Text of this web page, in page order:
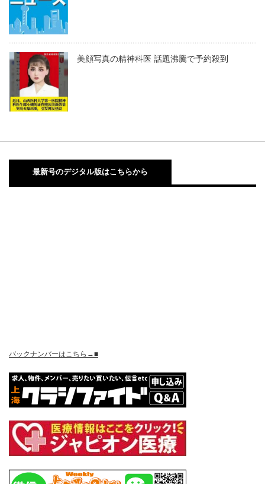
美顔写真の精神科医 話題沸騰で予約殺到
最新号のデジタル版はこちらから
バックナンバーはこちら→■